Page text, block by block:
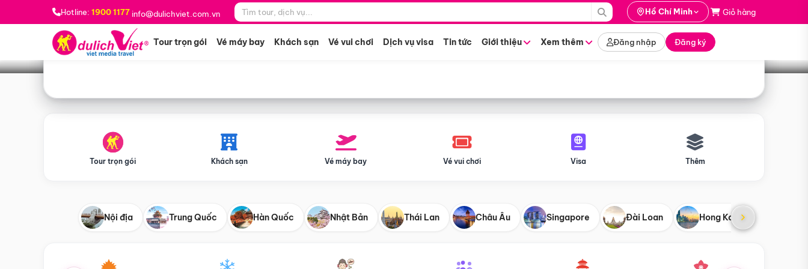
Hotline: 1900 1177 info@dulichviet.com.vn Hồ Chí Minh Giỏ hàng
Tour trọn gói Vé máy bay Khách sạn Vé vui chơi Dịch vụ visa Tin tức Giới thiệu Xem thêm Đăng nhập Đăng ký
Bạn muốn đi đâu? *
Tìm tour
Tour trọn gói Khách sạn Vé máy bay Vé vui chơi Visa Thêm
Nội địa Trung Quốc Hàn Quốc Nhật Bản Thái Lan Châu Âu Singapore Đài Loan Hong Kong